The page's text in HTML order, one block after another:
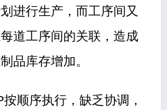
进行生产，而工序间又
道工序间的关联，造成
品库存增加。
序执行，缺乏协调，